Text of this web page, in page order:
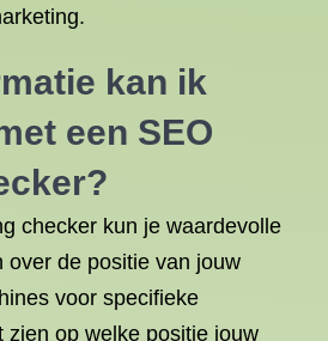
kan ik
een SEO
checker kun je waardevolle
over de positie van jouw
voor specifieke
zien op welke positie jouw